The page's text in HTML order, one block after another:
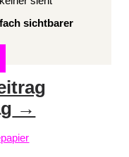
sichtbarer
→